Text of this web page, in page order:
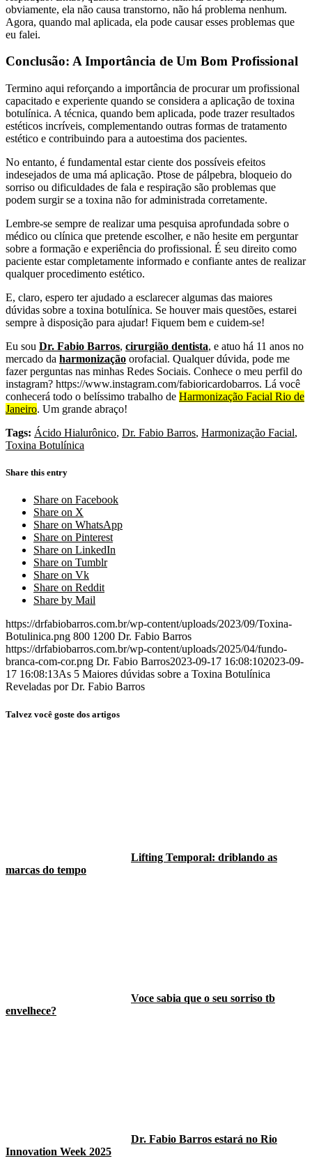
obviamente, ela não causa transtorno, não há problema nenhum.
Agora, quando mal aplicada, ela pode causar esses problemas que
eu falei.
Conclusão: A Importância de Um Bom Profissional
Termino aqui reforçando a importância de procurar um profissional
capacitado e experiente quando se considera a aplicação de toxina
botulínica. A técnica, quando bem aplicada, pode trazer resultados
estéticos incríveis, complementando outras formas de tratamento
estético e contribuindo para a autoestima dos pacientes.
No entanto, é fundamental estar ciente dos possíveis efeitos
indesejados de uma má aplicação. Ptose de pálpebra, bloqueio do
sorriso ou dificuldades de fala e respiração são problemas que
podem surgir se a toxina não for administrada corretamente.
Lembre-se sempre de realizar uma pesquisa aprofundada sobre o
médico ou clínica que pretende escolher, e não hesite em perguntar
sobre a formação e experiência do profissional. É seu direito como
paciente estar completamente informado e confiante antes de realizar
qualquer procedimento estético.
E, claro, espero ter ajudado a esclarecer algumas das maiores
dúvidas sobre a toxina botulínica. Se houver mais questões, estarei
sempre à disposição para ajudar! Fiquem bem e cuidem-se!
Eu sou Dr. Fabio Barros, cirurgião dentista, e atuo há 11 anos no
mercado da harmonização orofacial. Qualquer dúvida, pode me
fazer perguntas nas minhas Redes Sociais. Conhece o meu perfil do
instagram? https://www.instagram.com/fabioricardobarros. Lá você
conhecerá todo o belíssimo trabalho de Harmonização Facial Rio de
Janeiro. Um grande abraço!
Tags: Ácido Hialurônico, Dr. Fabio Barros, Harmonização Facial,
Toxina Botulínica
Share this entry
Share on Facebook
Share on X
Share on WhatsApp
Share on Pinterest
Share on LinkedIn
Share on Tumblr
Share on Vk
Share on Reddit
Share by Mail
https://drfabiobarros.com.br/wp-content/uploads/2023/09/Toxina-
Botulinica.png 800 1200 Dr. Fabio Barros
https://drfabiobarros.com.br/wp-content/uploads/2025/04/fundo-
branca-com-cor.png Dr. Fabio Barros2023-09-17 16:08:102023-09-
17 16:08:13As 5 Maiores dúvidas sobre a Toxina Botulínica
Reveladas por Dr. Fabio Barros
Talvez você goste dos artigos
Lifting Temporal: driblando as
marcas do tempo
Voce sabia que o seu sorriso tb
envelhece?
Dr. Fabio Barros estará no Rio
Innovation Week 2025